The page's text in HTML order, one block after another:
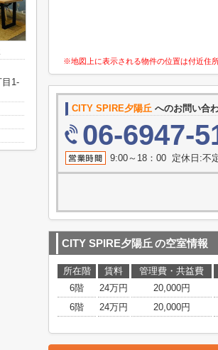
※地図上に表示される物件の位置は付近住
CITY SPIRE夕陽丘 へのお問い合
06-6947-
9:00～18：00 定休日:不
CITY SPIRE夕陽丘 の空室情報
所在階 賃料 管理費・共益費
6階
24万円 20,000円
6階
24万円 20,000円
目1-